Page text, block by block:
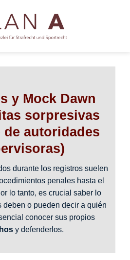
y Mock Dawn
sorpresivas
de autoridades
durante los registros suelen
penales hasta el
lo tanto, es crucial saber lo
deben o pueden decir a quién
conocer sus propios
y defenderlos.